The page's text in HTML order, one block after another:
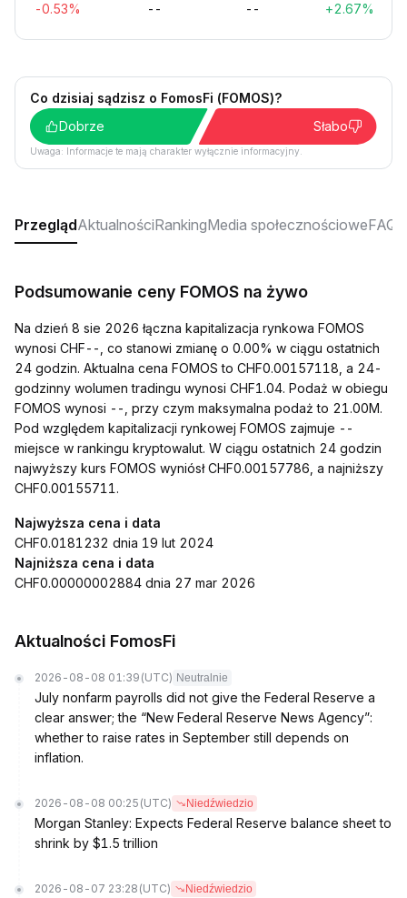
-0.53% -- -- +2.67%
Co dzisiaj sądzisz o FomosFi (FOMOS)?
Dobrze
Słabo
Uwaga: Informacje te mają charakter wyłącznie informacyjny.
PrzeglądAktualnościRankingMedia społecznościoweFAQ
Podsumowanie ceny FOMOS na żywo
Na dzień 8 sie 2026 łączna kapitalizacja rynkowa FOMOS
wynosi CHF--, co stanowi zmianę o 0.00% w ciągu ostatnich
24 godzin. Aktualna cena FOMOS to CHF0.00157118, a 24-
godzinny wolumen tradingu wynosi CHF1.04. Podaż w obiegu
FOMOS wynosi --, przy czym maksymalna podaż to 21.00M.
Pod względem kapitalizacji rynkowej FOMOS zajmuje --
miejsce w rankingu kryptowalut. W ciągu ostatnich 24 godzin
najwyższy kurs FOMOS wyniósł CHF0.00157786, a najniższy
CHF0.00155711.
Najwyższa cena i data
CHF0.0181232 dnia 19 lut 2024
Najniższa cena i data
CHF0.00000002884 dnia 27 mar 2026
Aktualności FomosFi
2026-08-08 01:39 (UTC) Neutralnie
July nonfarm payrolls did not give the Federal Reserve a
clear answer; the “New Federal Reserve News Agency”:
whether to raise rates in September still depends on
inflation.
2026-08-08 00:25 (UTC) Niedźwiedzio
Morgan Stanley: Expects Federal Reserve balance sheet to
shrink by $1.5 trillion
2026-08-07 23:28 (UTC) Niedźwiedzio